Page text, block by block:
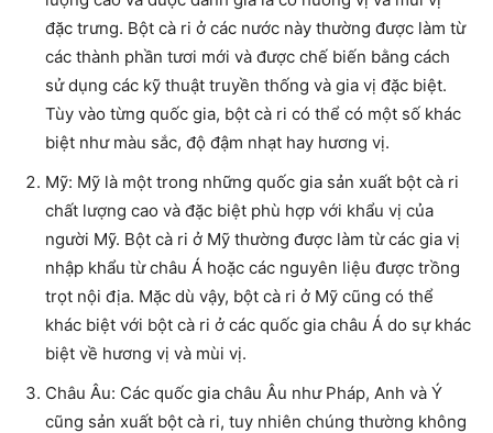
đặc trưng. Bột cà ri ở các nước này thường được làm từ
các thành phần tươi mới và được chế biến bằng cách
sử dụng các kỹ thuật truyền thống và gia vị đặc biệt.
Tùy vào từng quốc gia, bột cà ri có thể có một số khác
biệt như màu sắc, độ đậm nhạt hay hương vị.
Mỹ: Mỹ là một trong những quốc gia sản xuất bột cà ri
chất lượng cao và đặc biệt phù hợp với khẩu vị của
người Mỹ. Bột cà ri ở Mỹ thường được làm từ các gia vị
nhập khẩu từ châu Á hoặc các nguyên liệu được trồng
trọt nội địa. Mặc dù vậy, bột cà ri ở Mỹ cũng có thể
khác biệt với bột cà ri ở các quốc gia châu Á do sự khác
biệt về hương vị và mùi vị.
Châu Âu: Các quốc gia châu Âu như Pháp, Anh và Ý
cũng sản xuất bột cà ri, tuy nhiên chúng thường không